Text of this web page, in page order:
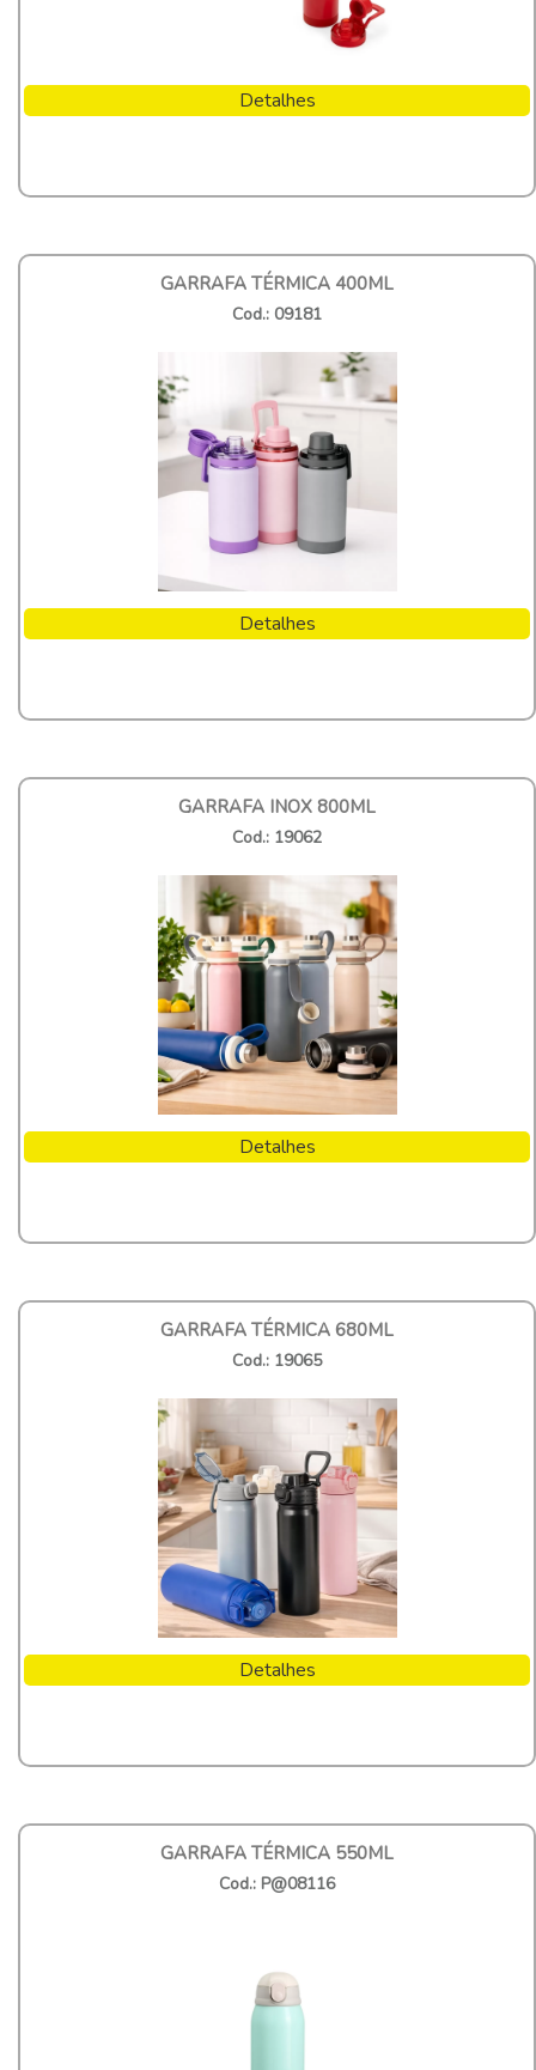
Detalhes
GARRAFA TÉRMICA 400ML
Cod.: 09181
Detalhes
GARRAFA INOX 800ML
Cod.: 19062
Detalhes
GARRAFA TÉRMICA 680ML
Cod.: 19065
Detalhes
GARRAFA TÉRMICA 550ML
Cod.: P@08116